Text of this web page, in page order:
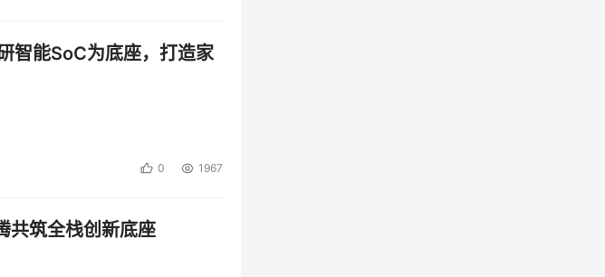
智能SoC为底座，打造家
0 1967
共筑全栈创新底座